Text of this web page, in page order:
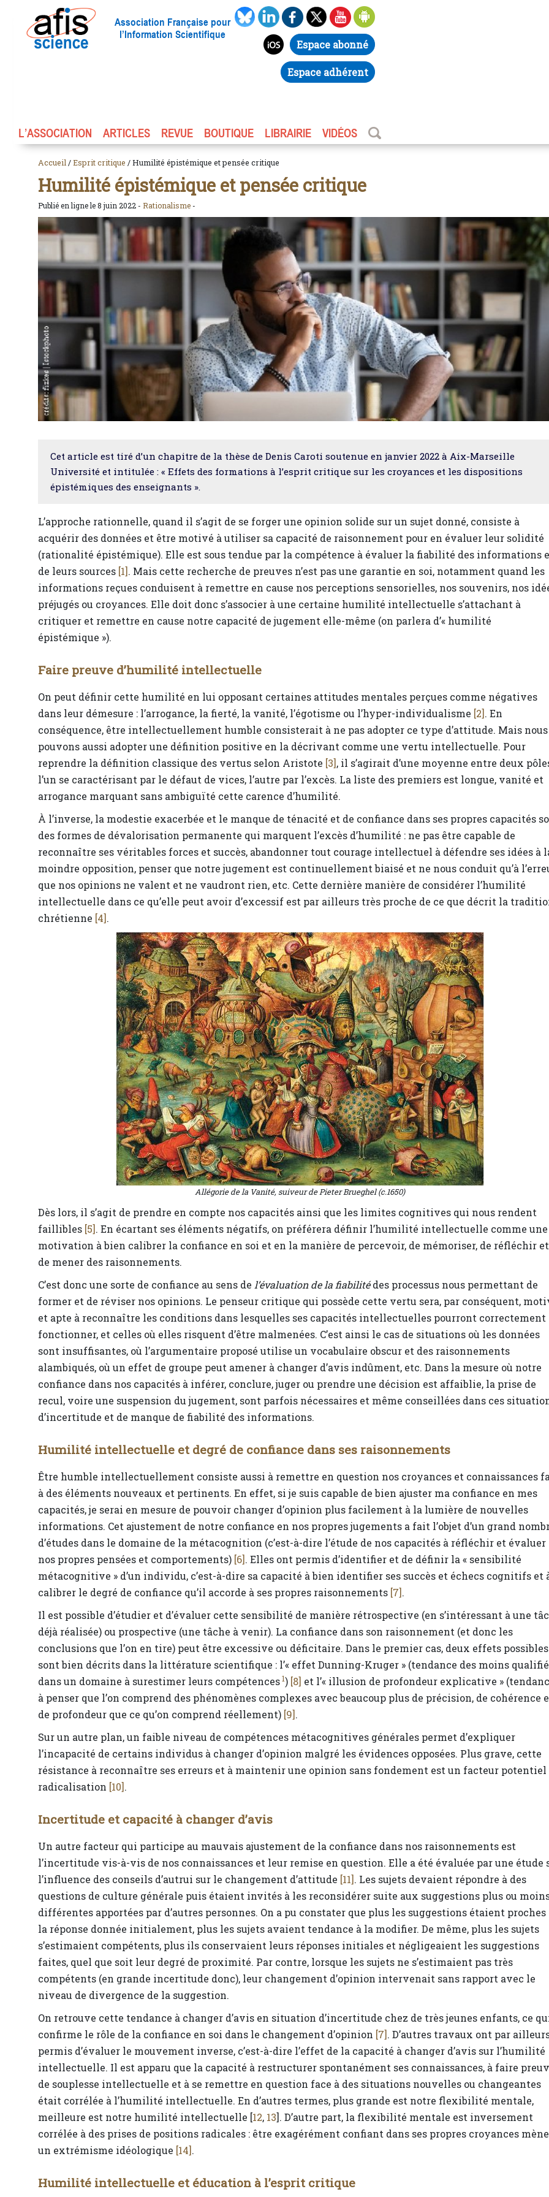
Association Française pour
l’Information Scientifique
Espace abonné
Espace adhérent
L’ASSOCIATION ARTICLES REVUE BOUTIQUE LIBRAIRIE VIDÉOS
Accueil /Esprit critique / Humilité épistémique et pensée critique
Humilité épistémique et pensée critique
Publié en ligne le 8 juin 2022 - Rationalisme -
Cet article est tiré d’un chapitre de la thèse de Denis Caroti soutenue en janvier 2022 à Aix-Marseille
Université et intitulée : « Effets des formations à l’esprit critique sur les croyances et les dispositions
épistémiques des enseignants ».
L’approche rationnelle, quand il s’agit de se forger une opinion solide sur un sujet donné, consiste à
acquérir des données et être motivé à utiliser sa capacité de raisonnement pour en évaluer leur solidité
(rationalité épistémique). Elle est sous tendue par la compétence à évaluer la fiabilité des informations
de leurs sources [1]. Mais cette recherche de preuves n’est pas une garantie en soi, notamment quand les
informations reçues conduisent à remettre en cause nos perceptions sensorielles, nos souvenirs, nos
préjugés ou croyances. Elle doit donc s’associer à une certaine humilité intellectuelle s’attachant à
critiquer et remettre en cause notre capacité de jugement elle-même (on parlera d’« humilité
épistémique »).
Faire preuve d’humilité intellectuelle
On peut définir cette humilité en lui opposant certaines attitudes mentales perçues comme négatives
dans leur démesure : l’arrogance, la fierté, la vanité, l’égotisme ou l’hyper-individualisme [2]. En
conséquence, être intellectuellement humble consisterait à ne pas adopter ce type d’attitude. Mais nous
pouvons aussi adopter une définition positive en la décrivant comme une vertu intellectuelle. Pour
reprendre la définition classique des vertus selon Aristote [3], il s’agirait d’une moyenne entre deux
l’un se caractérisant par le défaut de vices, l’autre par l’excès. La liste des premiers est longue, vanité et
arrogance marquant sans ambiguïté cette carence d’humilité.
À l’inverse, la modestie exacerbée et le manque de ténacité et de confiance dans ses propres capacités
des formes de dévalorisation permanente qui marquent l’excès d’humilité : ne pas être capable de
reconnaître ses véritables forces et succès, abandonner tout courage intellectuel à défendre ses idées à
moindre opposition, penser que notre jugement est continuellement biaisé et ne nous conduit qu’à
que nos opinions ne valent et ne vaudront rien, etc. Cette dernière manière de considérer l’humilité
intellectuelle dans ce qu’elle peut avoir d’excessif est par ailleurs très proche de ce que décrit la
chrétienne [4].
Allégorie de la Vanité, suiveur de Pieter Brueghel (c.1650)
Dès lors, il s’agit de prendre en compte nos capacités ainsi que les limites cognitives qui nous rendent
faillibles [5]. En écartant ses éléments négatifs, on préférera définir l’humilité intellectuelle comme une
motivation à bien calibrer la confiance en soi et en la manière de percevoir, de mémoriser, de réfléchir et
de mener des raisonnements.
C’est donc une sorte de confiance au sens de l’évaluation de la fiabilitédes processus nous permettant de
former et de réviser nos opinions. Le penseur critique qui possède cette vertu sera, par conséquent,
et apte à reconnaître les conditions dans lesquelles ses capacités intellectuelles pourront correctement
fonctionner, et celles où elles risquent d’être malmenées. C’est ainsi le cas de situations où les données
sont insuffisantes, où l’argumentaire proposé utilise un vocabulaire obscur et des raisonnements
alambiqués, où un effet de groupe peut amener à changer d’avis indûment, etc. Dans la mesure où notre
confiance dans nos capacités à inférer, conclure, juger ou prendre une décision est affaiblie, la prise de
recul, voire une suspension du jugement, sont parfois nécessaires et même conseillées dans ces
d’incertitude et de manque de fiabilité des informations.
Humilité intellectuelle et degré de confiance dans ses raisonnements
Être humble intellectuellement consiste aussi à remettre en question nos croyances et connaissances
à des éléments nouveaux et pertinents. En effet, si je suis capable de bien ajuster ma confiance en mes
capacités, je serai en mesure de pouvoir changer d’opinion plus facilement à la lumière de nouvelles
informations. Cet ajustement de notre confiance en nos propres jugements a fait l’objet d’un grand
d’études dans le domaine de la métacognition (c’est-à-dire l’étude de nos capacités à réfléchir et évaluer
nos propres pensées et comportements) [6]. Elles ont permis d’identifier et de définir la « sensibilité
métacognitive » d’un individu, c’est-à-dire sa capacité à bien identifier ses succès et échecs cognitifs et
calibrer le degré de confiance qu’il accorde à ses propres raisonnements [7].
Il est possible d’étudier et d’évaluer cette sensibilité de manière rétrospective (en s’intéressant à une
déjà réalisée) ou prospective (une tâche à venir). La confiance dans son raisonnement (et donc les
conclusions que l’on en tire) peut être excessive ou déficitaire. Dans le premier cas, deux effets possibles
sont bien décrits dans la littérature scientifique : l’« effet Dunning-Kruger » (tendance des moins
dans un domaine à surestimer leurs compétences1) [8] et l’« illusion de profondeur explicative »
à penser que l’on comprend des phénomènes complexes avec beaucoup plus de précision, de cohérence
de profondeur que ce qu’on comprend réellement) [9].
Sur un autre plan, un faible niveau de compétences métacognitives générales permet d’expliquer
l’incapacité de certains individus à changer d’opinion malgré les évidences opposées. Plus grave, cette
résistance à reconnaître ses erreurs et à maintenir une opinion sans fondement est un facteur potentiel
radicalisation [10].
Incertitude et capacité à changer d’avis
Un autre facteur qui participe au mauvais ajustement de la confiance dans nos raisonnements est
l’incertitude vis-à-vis de nos connaissances et leur remise en question. Elle a été évaluée par une étude
l’influence des conseils d’autrui sur le changement d’attitude [11]. Les sujets devaient répondre à des
questions de culture générale puis étaient invités à les reconsidérer suite aux suggestions plus ou
différentes apportées par d’autres personnes. On a pu constater que plus les suggestions étaient proches
la réponse donnée initialement, plus les sujets avaient tendance à la modifier. De même, plus les sujets
s’estimaient compétents, plus ils conservaient leurs réponses initiales et négligeaient les suggestions
faites, quel que soit leur degré de proximité. Par contre, lorsque les sujets ne s’estimaient pas très
compétents (en grande incertitude donc), leur changement d’opinion intervenait sans rapport avec le
niveau de divergence de la suggestion.
On retrouve cette tendance à changer d’avis en situation d’incertitude chez de très jeunes enfants, ce
confirme le rôle de la confiance en soi dans le changement d’opinion [7]. D’autres travaux ont par
permis d’évaluer le mouvement inverse, c’est-à-dire l’effet de la capacité à changer d’avis sur l’humilité
intellectuelle. Il est apparu que la capacité à restructurer spontanément ses connaissances, à faire
de souplesse intellectuelle et à se remettre en question face à des situations nouvelles ou changeantes
était corrélée à l’humilité intellectuelle. En d’autres termes, plus grande est notre flexibilité mentale,
meilleure est notre humilité intellectuelle [12, 13]. D’autre part, la flexibilité mentale est inversement
corrélée à des prises de positions radicales : être exagérément confiant dans ses propres croyances
un extrémisme idéologique [14].
Humilité intellectuelle et éducation à l’esprit critique